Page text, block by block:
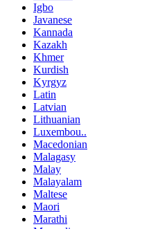
Igbo
Javanese
Kannada
Kazakh
Khmer
Kurdish
Kyrgyz
Latin
Latvian
Lithuanian
Luxembou..
Macedonian
Malagasy
Malay
Malayalam
Maltese
Maori
Marathi